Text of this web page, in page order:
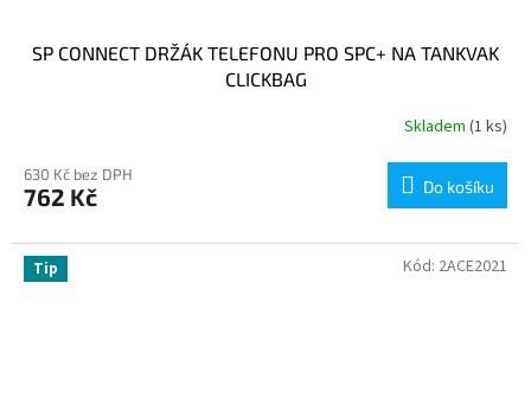
SP CONNECT DRŽÁK TELEFONU PRO SPC+ NA TANKVAK
CLICKBAG
Skladem (1 ks)
630 Kč bez DPH
762 Kč Do košíku
Tip Kód: 2ACE2021